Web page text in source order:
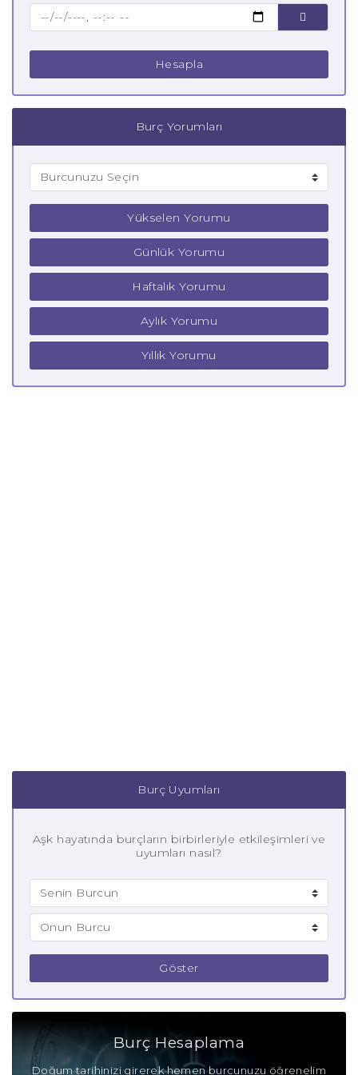
Hesapla
Burç Yorumları
Yükselen Yorumu
Günlük Yorumu
Haftalık Yorumu
Aylık Yorumu
Yıllık Yorumu
Burç Uyumları
Aşk hayatında burçların birbirleriyle etkileşimleri ve
uyumları nasıl?
Göster
Burç Hesaplama
Doğum tarihinizi girerek hemen burcunuzu öğrenelim